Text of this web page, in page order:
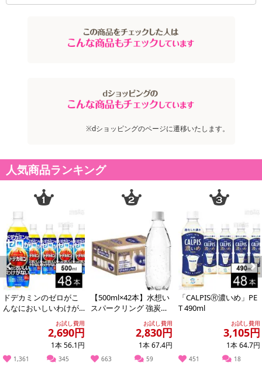
※パッケージ変更や商品リニューアル(成分など含む)等により、参考
また、[新たな加工食品の原料原産地表示制度]の経過措置期間の終
あらかじめご了承いただいた上でお申込みください。なお、本理由
によるお申込み後のキャンセル・返品交換は対応いたしかねます。
【お支払いについて】
トの利用となります。
【発送・お届け・商品について】
※お申込み頂きました商品の同梱、お届けの日時指定はいたしかね
ます。
※会員様のご都合でお受取りいただけない場合、商品の再発送や返
金はいたしかねます。
また、お届け日時のご指定は、お受けできません。宅配業者からの
不在票にてご対応ください。
※発送予定日は前後する場合がございます。また商品によって発送
日が異なります。
だいた後のご感想をいただくことを目的としており、転売等は固く
転売等、目的以外での利用が確認された場合は、サービス利用を停
※dショッピングのページに遷移いたします。
人気商品ランキング
Previous
ドデカミンのゼロがこ
んなにおいしいわけが
お試し費用
2,690円
1本 56.1円
1,361 345
【500ml×42本】水想い
スパークリング 強炭酸
水 500ml ラベルレスお試し費用
2,830円
1本 67.4円
663 59
「CALPISⓇ濃いめ」PE
T 490ml
お試し費用
3,105円
1本 64.7円
451 18
Next